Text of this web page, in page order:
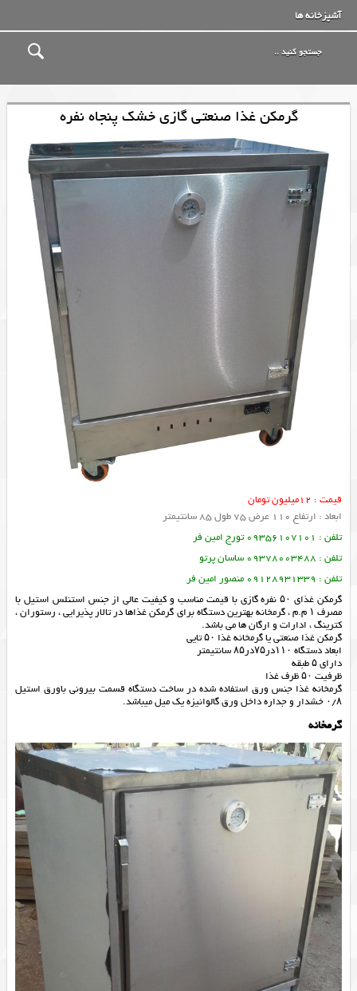
آشپزخانه ها
گرمکن غذا صنعتی گازی خشک پنجاه نفره
قیمت : 12میلیون تومان
ابعاد : ارتفاع 110 عرض 75 طول 85 سانتیمتر
تلفن : 09356107101 تورج امین فر
تلفن : 09378003488 ساسان پرتو
تلفن : 09128931339 منصور امین فر
گرمکن غذای ۵۰ نفره گازی با قیمت مناسب و کیفیت عالی از جنس استنلس استیل با
مصرف ۱ م.م ، گرمخانه بهترین دستگاه برای گرمکن غذاها در تالار پذیرایی ، رستوران ،
کترینگ ، ادارات و ارگان ها می باشد.
گرمکن غذا صنعتی یا گرمخانه غذا ۵۰ تایی
ابعاد دستگاه ۱۱۰در۷۵در۸۵ سانتیمتر
دارای ۵ طبقه
ظرفیت ۵۰ ظرف غذا
گرمخانه غذا جنس ورق استفاده شده در ساخت دستگاه قسمت بیرونی باورق استیل
۰/۸ خشدار و جداره داخل ورق گالوانیزه یک میل میباشد.
گرمخانه